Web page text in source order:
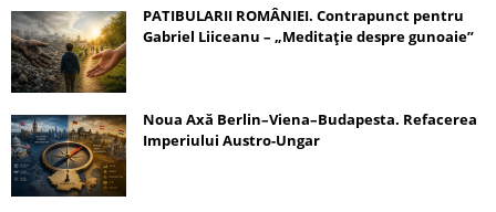
PATIBULARII ROMÂNIEI. Contrapunct pentru
Gabriel Liiceanu – „Meditație despre gunoaie”
Noua Axă Berlin–Viena–Budapesta. Refacerea
Imperiului Austro-Ungar